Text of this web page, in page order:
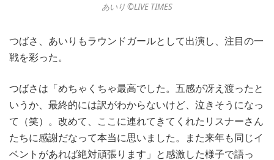
あいり ©︎LIVE TIMES
つばさ、あいりもラウンドガールとして出演し、注目の一
戦を彩った。
つばさは「めちゃくちゃ最高でした。五感が冴え渡ったと
いうか、最終的には訳がわからないけど、泣きそうになっ
て（笑）。改めて、ここに連れてきてくれたリスナーさん
たちに感謝だなって本当に思いました。また来年も同じイ
ベントがあれば絶対頑張ります」と感激した様子で語っ